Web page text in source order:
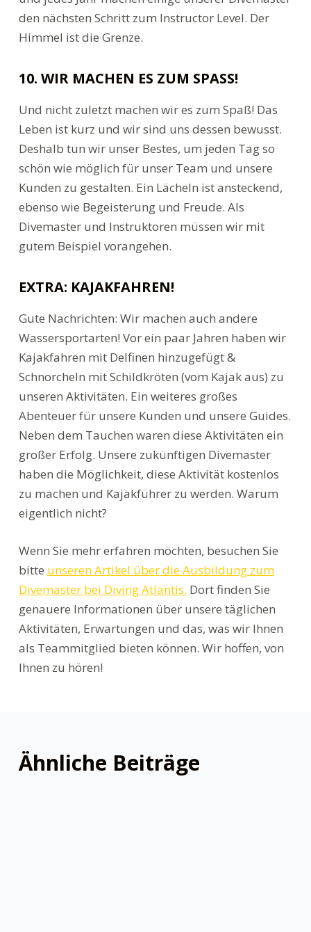
den nächsten Schritt zum Instructor Level. Der
Himmel ist die Grenze.
10. WIR MACHEN ES ZUM SPASS!
Und nicht zuletzt machen wir es zum Spaß! Das
Leben ist kurz und wir sind uns dessen bewusst.
Deshalb tun wir unser Bestes, um jeden Tag so
schön wie möglich für unser Team und unsere
Kunden zu gestalten. Ein Lächeln ist ansteckend,
ebenso wie Begeisterung und Freude. Als
Divemaster und Instruktoren müssen wir mit
gutem Beispiel vorangehen.
EXTRA: KAJAKFAHREN!
Gute Nachrichten: Wir machen auch andere
Wassersportarten! Vor ein paar Jahren haben wir
Kajakfahren mit Delfinen hinzugefügt &
Schnorcheln mit Schildkröten (vom Kajak aus) zu
unseren Aktivitäten. Ein weiteres großes
Abenteuer für unsere Kunden und unsere Guides.
Neben dem Tauchen waren diese Aktivitäten ein
großer Erfolg. Unsere zukünftigen Divemaster
haben die Möglichkeit, diese Aktivität kostenlos
zu machen und Kajakführer zu werden. Warum
eigentlich nicht?
Wenn Sie mehr erfahren möchten, besuchen Sie
bitte unseren Artikel über die Ausbildung zum
Divemaster bei Diving Atlantis. Dort finden Sie
genauere Informationen über unsere täglichen
Aktivitäten, Erwartungen und das, was wir Ihnen
als Teammitglied bieten können. Wir hoffen, von
Ihnen zu hören!
Ähnliche Beiträge